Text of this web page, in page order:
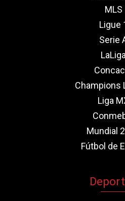
MLS
Ligue
Serie
LaLiga
Champions
Liga
Mundial
Fútbol de